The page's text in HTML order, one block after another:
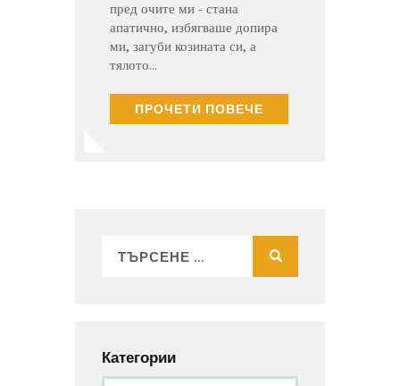
пред очите ми - стана
апатично, избягваше допира
ми, загуби козината си, а
тялото…
ПРОЧЕТИ ПОВЕЧЕ
Категории